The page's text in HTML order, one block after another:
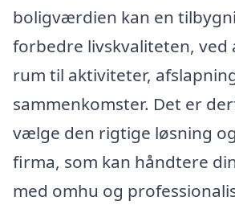
boligværdien kan en
forbedre livskvaliteten, ved
rum til aktiviteter,
sammenkomster. Det er
vælge den rigtige løsning
firma, som kan håndtere
med omhu og